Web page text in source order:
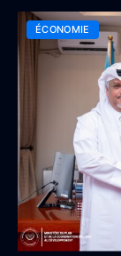
ÉCONOMIE